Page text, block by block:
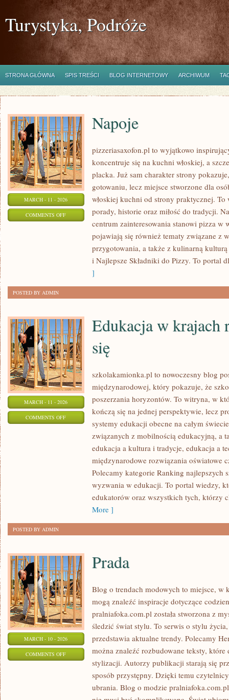
Turystyka, Podróże
STRONA GŁÓWNA SPIS TREŚCI BLOG INTERNETOWY ARCHIWUM
MARCH - 11 - 2026
COMMENTS OFFON
Napoje
pizzeriasaxofon.pl to wyjątkowo
koncentruje się na kuchni włoskiej, a
placka. Już sam charakter strony
gotowaniu, lecz miejsce stworzone dla
włoskiej kuchni od strony praktycznej.
porady, historie oraz miłość do tradycji.
centrum zainteresowania stanowi pizza w
pojawiają się również tematy związane z
przygotowania, a także z kulinarną
i Najlepsze Składniki do Pizzy. To portal
]
POSTED BY ADMIN
MARCH - 11 - 2026
COMMENTS OFFON
Edukacja w krajach
się
szkolakamionka.pl to nowoczesny blog
międzynarodowej, który pokazuje, że
poszerzania horyzontów. To witryna, w
kończą się na jednej perspektywie, lecz
systemy edukacji obecne na całym
związanych z mobilnością edukacyjną, a
edukacja a kultura i tradycje, edukacja a
międzynarodowe rozwiązania oświatowe
Polecamy kategorie Ranking najlepszych
wyzwania w edukacji. To portal wiedzy,
edukatorów oraz wszystkich tych, którzy
More ]
POSTED BY ADMIN
MARCH - 10 - 2026
COMMENTS OFFON
Prada
Blog o trendach modowych to miejsce, w
mogą znaleźć inspiracje dotyczące
pralniafoka.com.pl została stworzona z
śledzić świat stylu. To serwis o stylu
przedstawia aktualne trendy. Polecamy
można znaleźć rozbudowane teksty, które
stylizacji. Autorzy publikacji starają się
sposób przystępny. Dzięki temu
ubrania. Blog o modzie